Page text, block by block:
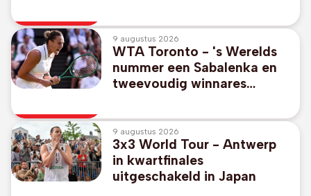
van afwezige Messi
9 augustus 2026
WTA Toronto - 's Werelds
nummer een Sabalenka en
tweevoudig winnares
finales
9 augustus 2026
3x3 World Tour - Antwerp
in kwartfinales
uitgeschakeld in Japan